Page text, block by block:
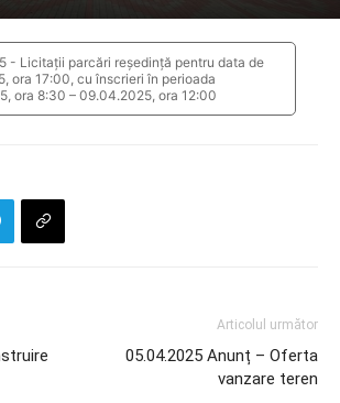
- Licitații parcări reședință pentru data de
ora 17:00, cu înscrieri în perioada
ora 8:30 – 09.04.2025, ora 12:00
Articolul următor
05.04.2025 Anunț – Oferta
vanzare teren